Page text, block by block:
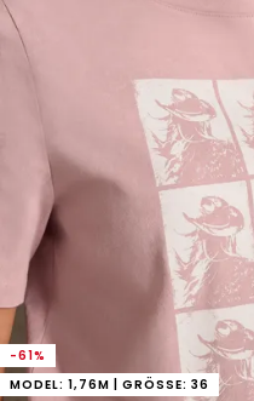
-61%
MODEL: 1,76M | GRÖSSE: 36